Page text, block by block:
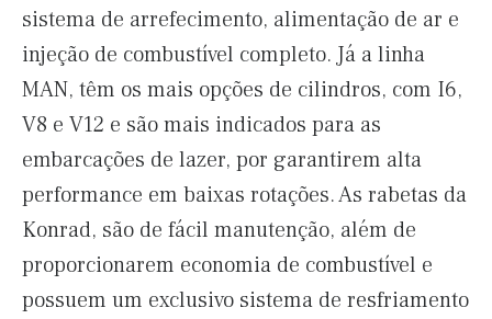
sistema de arrefecimento, alimentação de ar e
injeção de combustível completo. Já a linha
MAN, têm os mais opções de cilindros, com I6,
V8 e V12 e são mais indicados para as
embarcações de lazer, por garantirem alta
performance em baixas rotações. As rabetas da
Konrad, são de fácil manutenção, além de
proporcionarem economia de combustível e
possuem um exclusivo sistema de resfriamento